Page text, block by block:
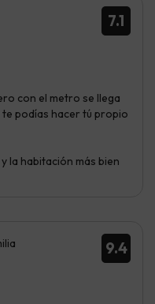
7.1
con el metro se llega
te podías hacer tú propio
la habitación más bien
9.4